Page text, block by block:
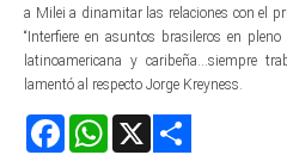
a Milei a dinamitar las relaciones con el
“Interfiere en asuntos brasileros en
latinoamericana y caribeña...siempre
lamentó al respecto Jorge Kreyness.
FacebookWhatsApp